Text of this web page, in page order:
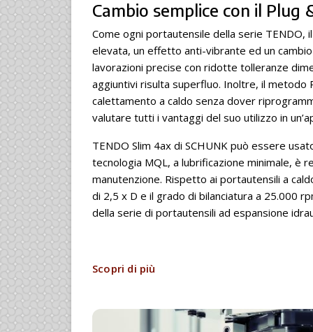
Cambio semplice con il Plug
Come ogni portautensile della serie TENDO,
elevata, un effetto anti-vibrante ed un
lavorazioni precise con ridotte tolleranze
aggiuntivi risulta superfluo. Inoltre, il
calettamento a caldo senza dover
valutare tutti i vantaggi del suo utilizzo in
TENDO Slim 4ax di SCHUNK può essere
tecnologia MQL, a lubrificazione minimale, è
manutenzione. Rispetto ai portautensili a
di 2,5 x D e il grado di bilanciatura a 25.000
della serie di portautensili ad espansione
Scopri di più